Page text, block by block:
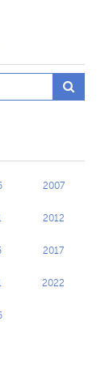
2007
2012
2017
2022